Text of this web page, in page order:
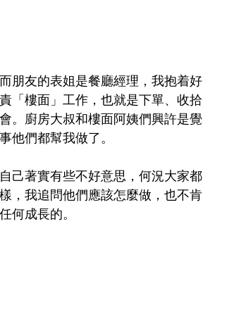
朋友的表姐是餐廳經理，我抱着好
「樓面」工作，也就是下單、收拾
。廚房大叔和樓面阿姨們興許是覺
他們都幫我做了。
己著實有些不好意思，何況大家都
，我追問他們應該怎麼做，也不肯
何成長的。